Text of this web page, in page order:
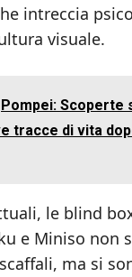
intreccia
visuale.
Pompei: Scoperte
tracce di vita
le blind
e Miniso non
ma si